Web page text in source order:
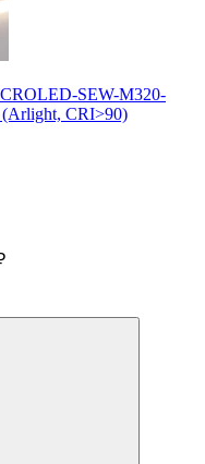
SEW-M320-
(Arlight, CRI>90)